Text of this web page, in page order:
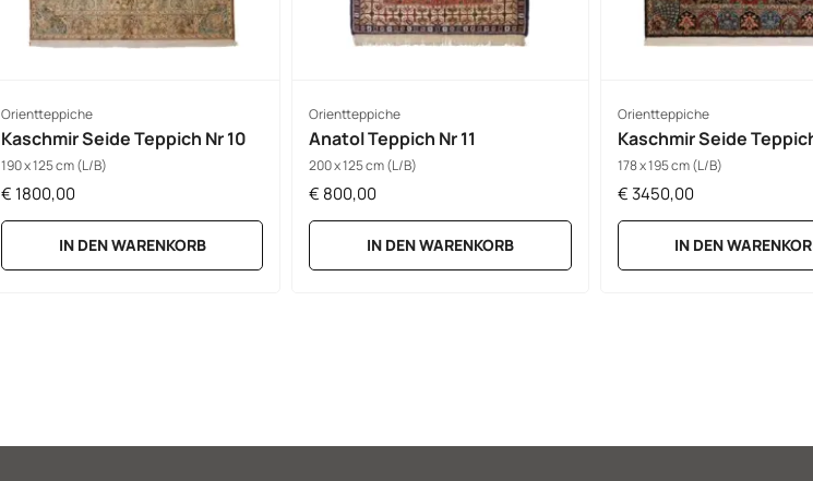
Orientteppiche
Kaschmir Seide Teppich Nr 10
190 x 125 cm (L/B)
€ 1800,00
IN DEN WARENKORB
Orientteppiche
Anatol Teppich Nr 11
200 x 125 cm (L/B)
€ 800,00
IN DEN WARENKORB
Orientteppiche
Kaschmir Seide
178 x 195 cm (L/B)
€ 3450,00
IN DEN